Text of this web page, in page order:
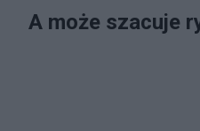
A może szacuje